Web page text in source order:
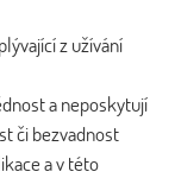
z užívání
a neposkytují
či bezvadnost
a v této